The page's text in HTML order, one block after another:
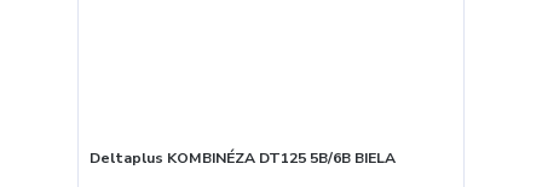
Deltaplus KOMBINÉZA DT125 5B/6B BIELA